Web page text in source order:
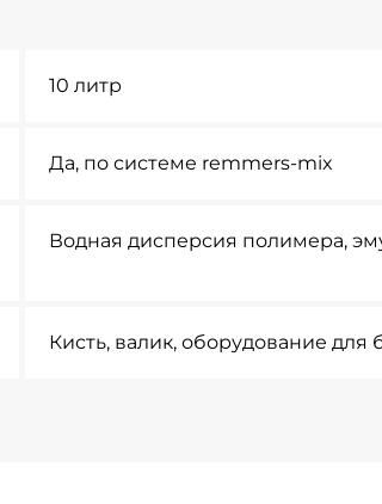
10 литр
Да, по системе remmers-mix
Водная дисперсия полимера,
Кисть, валик, оборудование